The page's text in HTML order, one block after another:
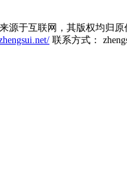
于互联网，其版权均归
联系方式：